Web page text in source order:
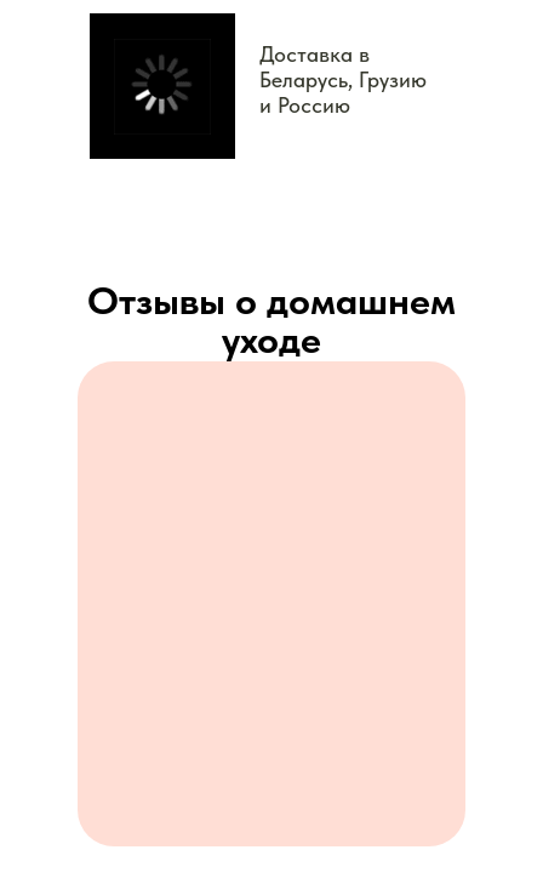
Доставка в
Беларусь, Грузию
и Россию
Отзывы о домашнем
уходе